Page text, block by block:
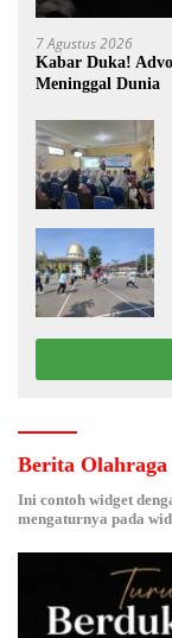
7 Agustus 2026
Kabar Duka!
Meninggal Dunia
Berita Olahraga
Ini contoh widget
mengaturnya pada